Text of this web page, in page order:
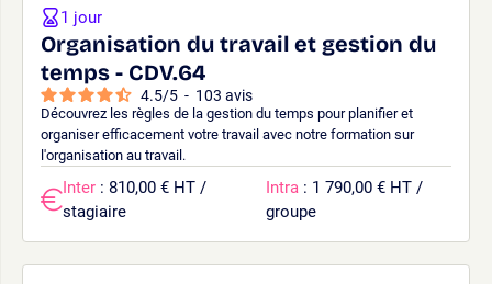
Organisation du travail et gestion du
temps - CDV.64
4.5/5 - 103 avis
Découvrez les règles de la gestion du temps pour planifier et
organiser efficacement votre travail avec notre formation sur
l'organisation au travail.
1 jour
Inter : 810,00 € HT /
stagiaire
Intra : 1 790,00 € HT /
groupe